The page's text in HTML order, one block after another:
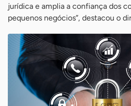
jurídica e amplia a confiança dos
pequenos negócios”, destacou o